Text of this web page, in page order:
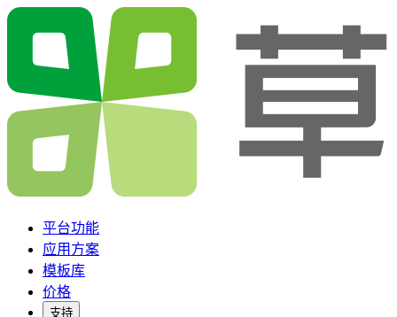
平台功能
应用方案
模板库
价格
支持